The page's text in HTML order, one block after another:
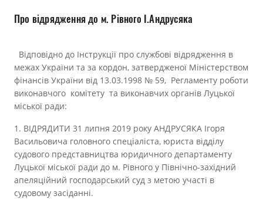
Про відрядження до м. Рівного І.Андрусяка
Відповідно до Інструкції про службові відрядження в
межах України та за кордон, затвердженої Міністерством
фінансів України від 13.03.1998 № 59, Регламенту роботи
виконавчого комітету та виконавчих органів Луцької
міської ради:
1. ВІДРЯДИТИ 31 липня 2019 року АНДРУСЯКА Ігоря
Васильовича головного спеціаліста, юриста відділу
судового представництва юридичного департаменту
Луцької міської ради до м. Рівного у Північно-західний
апеляційний господарський суд з метою участі в
судовому засіданні.